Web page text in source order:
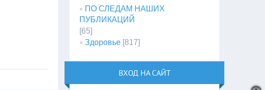
ПО СЛЕДАМ НАШИХ
ПУБЛИКАЦИЙ
[65]
Здоровье [817]
ВХОД НА САЙТ